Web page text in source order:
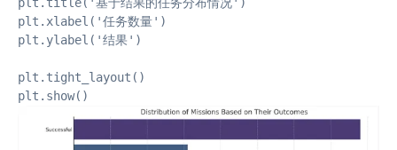
plt.title('基于结果的任务分布情况')
plt.xlabel('任务数量')
plt.ylabel('结果')
plt.tight_layout()
plt.show()